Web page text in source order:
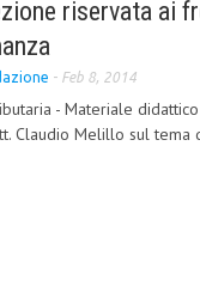
riservata ai
- Feb 8, 2014
- Materiale
Claudio Melillo sul tema